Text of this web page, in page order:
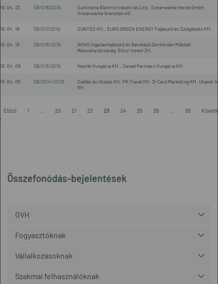
Összefonódás-bejelentések
GVH
Fogyasztóknak
Vállalkozásoknak
Szakmai felhasználóknak
04. 23 ÖB/018/2019.
Sumitomo Electric Industries Ltd.; Sinterwerke Herne GmbH;
Sinterwerke Grenchen AG
04. 16 ÖB/017/2019. SUNTEO Kft.; EURO GREEN ENERGY Fejlesztő és Szolgáltató Kft.
04. 16 ÖB/016/2019.
WING Ingatlanfejlesztő és Beruházó Zártkörűen Működő
Részvénytársaság; Elitur Invest Zrt.
04. 08 ÖB/015/2019. Nestlé Hungária Kft.; Cereal Partners Hungária Kft.
04. 05 ÖB/0014/2019.
Szállás és Utazás Kft. PK Travel Kft. D-Card Marketing Kft.
Kft.
Előző 1 20 21 22 23 24 25 26 38